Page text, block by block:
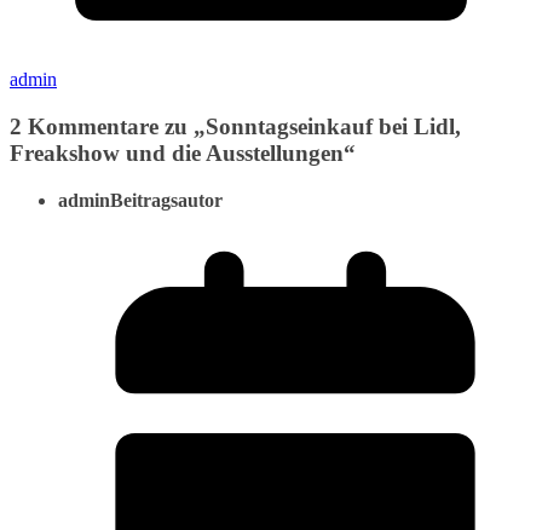
admin
2 Kommentare zu „Sonntagseinkauf bei Lidl,
Freakshow und die Ausstellungen“
adminBeitragsautor